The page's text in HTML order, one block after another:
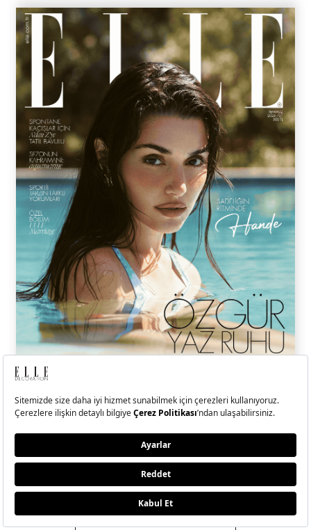
ELLE Temmuz-Ağustos
2026 Sayısı Çıktı!
Hande Erçel ile kendi kıyısında, kendi dengesini bulan, sadeliğin
ritminde ilerleyen bir yolculuğa çıktık.